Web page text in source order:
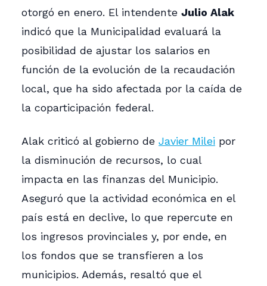
otorgó en enero. El intendente Julio Alak
indicó que la Municipalidad evaluará la
posibilidad de ajustar los salarios en
función de la evolución de la recaudación
local, que ha sido afectada por la caída de
la coparticipación federal.
Alak criticó al gobierno de Javier Milei por
la disminución de recursos, lo cual
impacta en las finanzas del Municipio.
Aseguró que la actividad económica en el
país está en declive, lo que repercute en
los ingresos provinciales y, por ende, en
los fondos que se transfieren a los
municipios. Además, resaltó que el